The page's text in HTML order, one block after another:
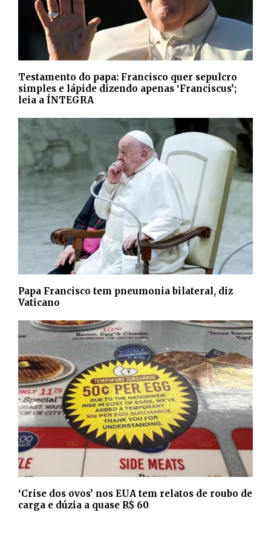
Testamento do papa: Francisco quer sepulcro
simples e lápide dizendo apenas ‘Franciscus’;
leia a ÍNTEGRA
Papa Francisco tem pneumonia bilateral, diz
Vaticano
‘Crise dos ovos’ nos EUA tem relatos de roubo de
carga e dúzia a quase R$ 60